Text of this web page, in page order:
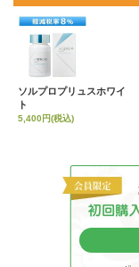
ソルプロプリュスホワイ
ト
5,400円(税込)